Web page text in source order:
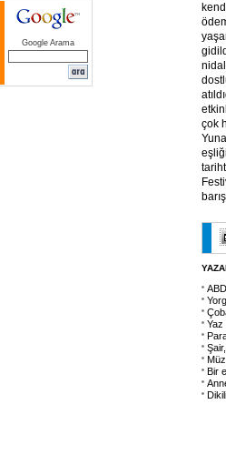
Google Arama
çok
Yaz
Bir